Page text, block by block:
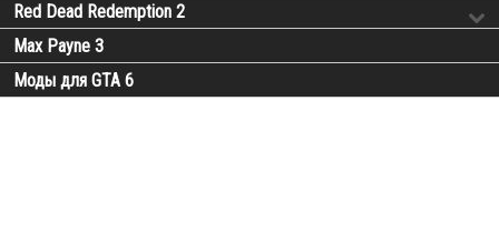
Red Dead Redemption 2
Max Payne 3
Моды для GTA 6